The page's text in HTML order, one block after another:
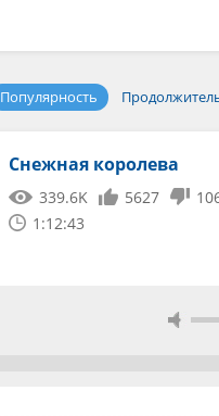
Популярность
Снежная королева
339.6K 5627
1:12:43